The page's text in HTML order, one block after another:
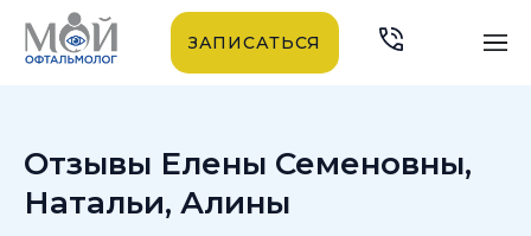
ЗАПИСАТЬСЯ
Отзывы Елены Семеновны,
Натальи, Алины